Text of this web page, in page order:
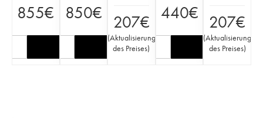
855€ 850€ 207€
(Aktualisierung
des Preises)
440€ 207€
(Aktualisierung
des Preises)